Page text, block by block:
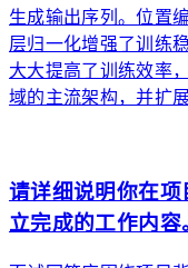
生成输出序列。位置
层归一化增强了训练
大大提高了训练效率
域的主流架构，并扩
请详细说明你在
立完成的工作内容